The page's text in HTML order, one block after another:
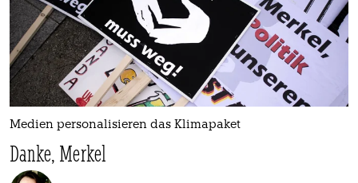
Medien personalisieren das Klimapaket
Danke, Merkel